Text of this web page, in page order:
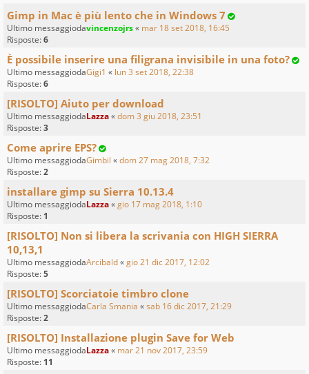
Gimp in Mac è più lento che in Windows 7
Ultimo messaggiodavincenzojrs« mar 18 set 2018, 16:45
Risposte:6
È possibile inserire una filigrana invisibile in una foto?
Ultimo messaggiodaGigi1 « lun 3 set 2018, 22:38
Risposte:6
[RISOLTO] Aiuto per download
Ultimo messaggiodaLazza«dom 3 giu 2018, 23:51
Risposte:3
Come aprire EPS?
Ultimo messaggiodaGimbil «dom 27 mag 2018, 7:32
Risposte:2
installare gimp su Sierra 10.13.4
Ultimo messaggiodaLazza«gio 17 mag 2018, 1:10
Risposte: 1
[RISOLTO] Non si libera la scrivania con HIGH SIERRA
10,13,1
Ultimo messaggiodaArcibald«gio 21 dic 2017, 12:02
Risposte:5
[RISOLTO] Scorciatoie timbro clone
Ultimo messaggiodaCarla Smania «sab 16 dic 2017, 21:29
Risposte:2
[RISOLTO] Installazione plugin Save for Web
Ultimo messaggiodaLazza« mar 21 nov 2017, 23:59
Risposte: 11